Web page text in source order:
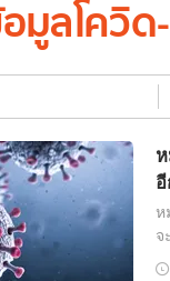
สถิติหวยไทย
มูลโควิด
ห
จ